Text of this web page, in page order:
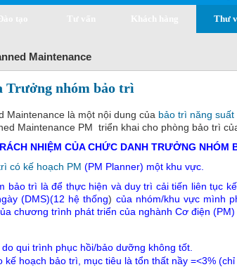
Thư
Maintenance
Trưởng nhóm bảo trì
Maintenance là một nội dung của bảo trì năng suất
Maintenance PM triển khai cho phòng bảo trì
NHIỆM CỦA CHỨC DANH TRƯỞNG NHÓM
có kế hoạch PM (PM Planner) một khu vực.
bảo trì là để thực hiện và duy trì cải tiến liên tục
(DMS)(12 hệ thống) của nhóm/khu vực mình
chương trình phát triển của nghành Cơ điện (PM)
qui trình phục hồi/bảo dưỡng không tốt.
hoạch bảo trì, mục tiêu là tổn thất nầy =<3%